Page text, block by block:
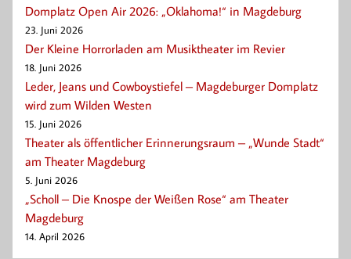
Domplatz Open Air 2026: „Oklahoma!“ in Magdeburg
23. Juni 2026
Der Kleine Horrorladen am Musiktheater im Revier
18. Juni 2026
Leder, Jeans und Cowboystiefel – Magdeburger Domplatz
wird zum Wilden Westen
15. Juni 2026
Theater als öffentlicher Erinnerungsraum – „Wunde Stadt“
am Theater Magdeburg
5. Juni 2026
„Scholl – Die Knospe der Weißen Rose“ am Theater
Magdeburg
14. April 2026